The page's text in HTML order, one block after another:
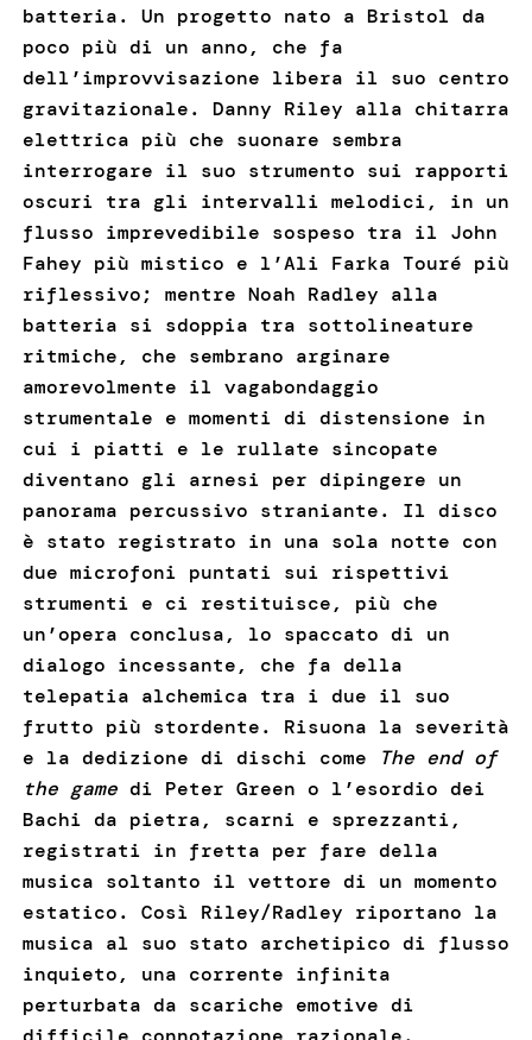
batteria. Un progetto nato a Bristol da
poco più di un anno, che fa
dell’improvvisazione libera il suo centro
gravitazionale. Danny Riley alla chitarra
elettrica più che suonare sembra
interrogare il suo strumento sui rapporti
oscuri tra gli intervalli melodici, in un
flusso imprevedibile sospeso tra il John
Fahey più mistico e l’Ali Farka Touré più
riflessivo; mentre Noah Radley alla
batteria si sdoppia tra sottolineature
ritmiche, che sembrano arginare
amorevolmente il vagabondaggio
strumentale e momenti di distensione in
cui i piatti e le rullate sincopate
diventano gli arnesi per dipingere un
panorama percussivo straniante. Il disco
è stato registrato in una sola notte con
due microfoni puntati sui rispettivi
strumenti e ci restituisce, più che
un’opera conclusa, lo spaccato di un
dialogo incessante, che fa della
telepatia alchemica tra i due il suo
frutto più stordente. Risuona la severità
e la dedizione di dischi come
The end of
the gamedi Peter Green o l’esordio dei
Bachi da pietra, scarni e sprezzanti,
registrati in fretta per fare della
musica soltanto il vettore di un momento
estatico. Così Riley/Radley riportano la
musica al suo stato archetipico di flusso
inquieto, una corrente infinita
perturbata da scariche emotive di